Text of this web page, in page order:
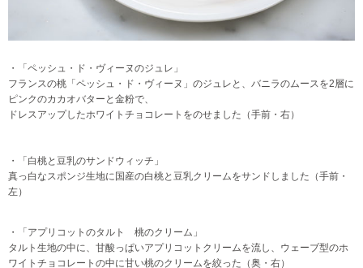
・「ペッシュ・ド・ヴィーヌのジュレ」
フランスの桃「ペッシュ・ド・ヴィーヌ」のジュレと、バニラのムースを2層に
ピンクのカカオバターと金粉で、
ドレスアップしたホワイトチョコレートをのせました（手前・右）
・「白桃と豆乳のサンドウィッチ」
真っ白なスポンジ生地に国産の白桃と豆乳クリームをサンドしました（手前・
左）
・「アプリコットのタルト 桃のクリーム」
タルト生地の中に、甘酸っぱいアプリコットクリームを流し、ウェーブ型のホ
ワイトチョコレートの中に甘い桃のクリームを絞った（奥・右）